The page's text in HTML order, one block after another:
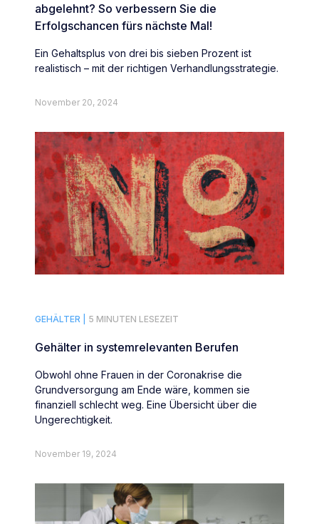
abgelehnt? So verbessern Sie die
Erfolgschancen fürs nächste Mal!
Ein Gehaltsplus von drei bis sieben Prozent ist
realistisch – mit der richtigen Verhandlungsstrategie.
November 20, 2024
GEHÄLTER | 5 MINUTEN LESEZEIT
Gehälter in systemrelevanten Berufen
Obwohl ohne Frauen in der Coronakrise die
Grundversorgung am Ende wäre, kommen sie
finanziell schlecht weg. Eine Übersicht über die
Ungerechtigkeit.
November 19, 2024